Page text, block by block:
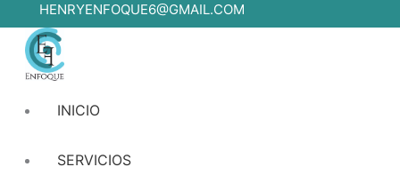
HENRYENFOQUE6@GMAIL.COM
INICIO
SERVICIOS